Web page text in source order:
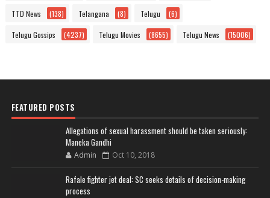
TTD News (138) Telangana (8) Telugu (6)
Telugu Gossips (4237) Telugu Movies (8655) Telugu News (15006)
FEATURED POSTS
Allegations of sexual harassment should be taken seriously:
Maneka Gandhi
Admin Oct 10, 2018
Rafale fighter jet deal: SC seeks details of decision-making
process